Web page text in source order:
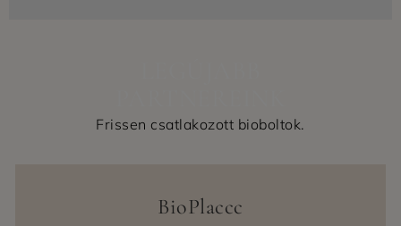
Frissen csatlakozott bioboltok.
BioPlaccc